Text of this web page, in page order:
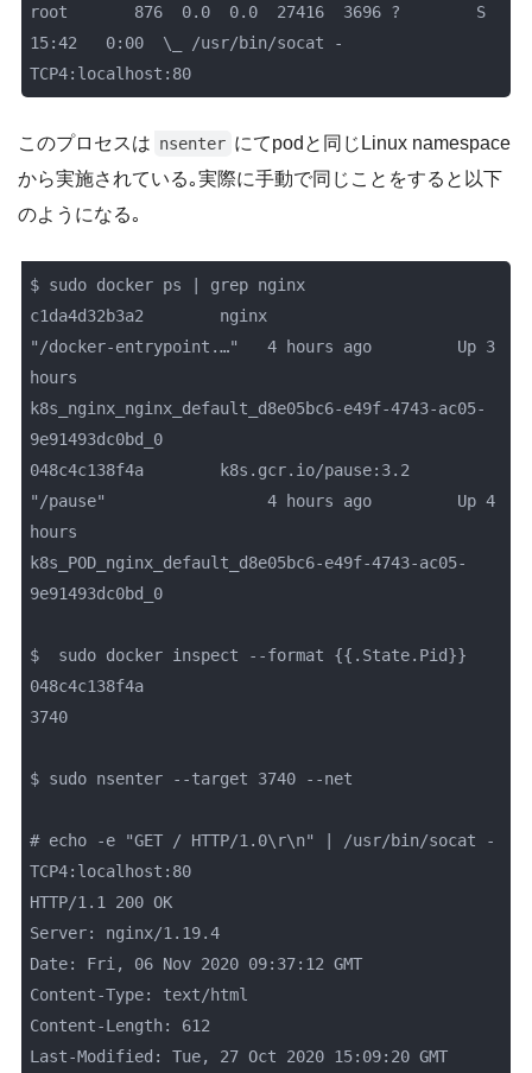
root       876  0.0  0.0  27416  3696 ?        S
15:42   0:00  \_ /usr/bin/socat -
TCP4:localhost:80
このプロセスは nsenter にてpodと同じLinux namespace
から実施されている｡実際に手動で同じことをすると以下
のようになる｡
$ sudo docker ps | grep nginx
c1da4d32b3a2        nginx
"/docker-entrypoint.…"   4 hours ago         Up 3
hours
k8s_nginx_nginx_default_d8e05bc6-e49f-4743-ac05-
9e91493dc0bd_0
048c4c138f4a        k8s.gcr.io/pause:3.2
"/pause"                 4 hours ago         Up 4
hours
k8s_POD_nginx_default_d8e05bc6-e49f-4743-ac05-
9e91493dc0bd_0
$  sudo docker inspect --format {{.State.Pid}}
048c4c138f4a
3740
$ sudo nsenter --target 3740 --net
# echo -e "GET / HTTP/1.0\r\n" | /usr/bin/socat -
TCP4:localhost:80
HTTP/1.1 200 OK
Server: nginx/1.19.4
Date: Fri, 06 Nov 2020 09:37:12 GMT
Content-Type: text/html
Content-Length: 612
Last-Modified: Tue, 27 Oct 2020 15:09:20 GMT